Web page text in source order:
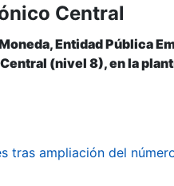
Central
Entidad Pública
(nivel 8), en la
tras ampliación del